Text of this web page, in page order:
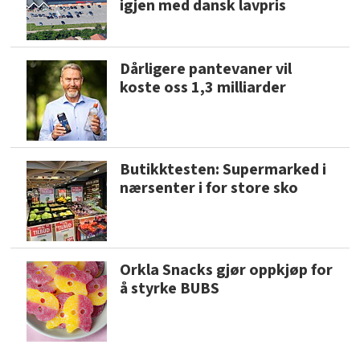
igjen med dansk lavpris
Dårligere pantevaner vil
koste oss 1,3 milliarder
Butikktesten: Supermarked i
nærsenter i for store sko
Orkla Snacks gjør oppkjøp for
å styrke BUBS